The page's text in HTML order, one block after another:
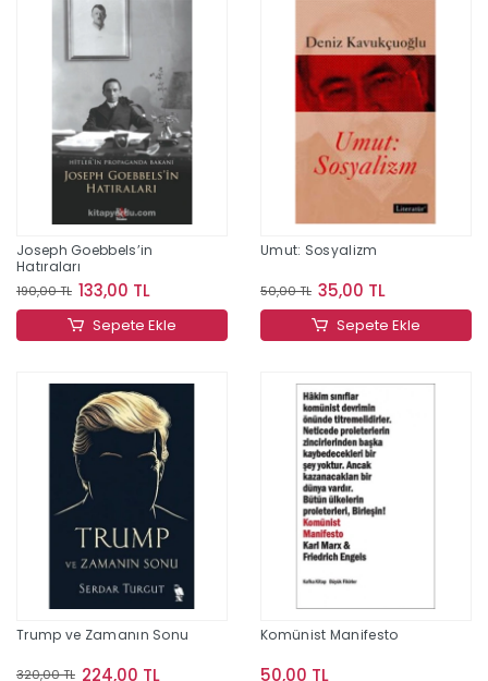
Joseph Goebbels’in
Hatıraları
190,00 TL 133,00 TL
Sepete Ekle
Umut: Sosyalizm
50,00 TL 35,00 TL
Sepete Ekle
Trump ve Zamanın Sonu
320,00 TL 224,00 TL
Komünist Manifesto
50,00 TL